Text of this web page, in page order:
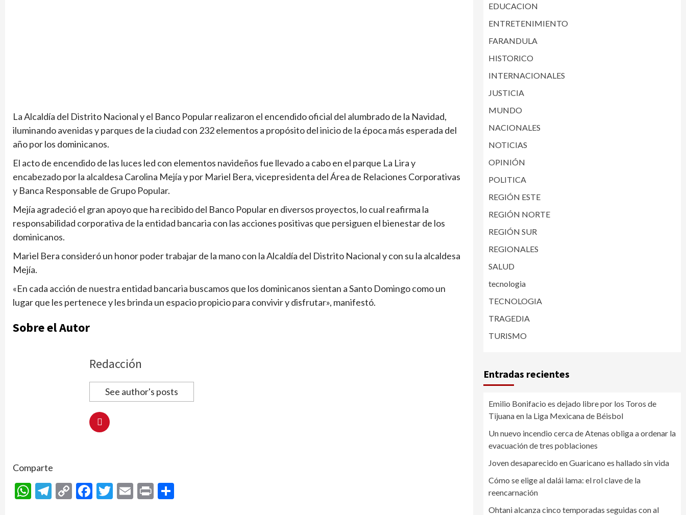
La Alcaldía del Distrito Nacional y el Banco Popular realizaron el encendido oficial del alumbrado de la Navidad,
iluminando avenidas y parques de la ciudad con 232 elementos a propósito del inicio de la época más esperada del
año por los dominicanos.
El acto de encendido de las luces led con elementos navideños fue llevado a cabo en el parque La Lira y
encabezado por la alcaldesa Carolina Mejía y por Mariel Bera, vicepresidenta del Área de Relaciones Corporativas
y Banca Responsable de Grupo Popular.
Mejía agradeció el gran apoyo que ha recibido del Banco Popular en diversos proyectos, lo cual reafirma la
responsabilidad corporativa de la entidad bancaria con las acciones positivas que persiguen el bienestar de los
dominicanos.
Mariel Bera consideró un honor poder trabajar de la mano con la Alcaldía del Distrito Nacional y con su la alcaldesa
Mejía.
«En cada acción de nuestra entidad bancaria buscamos que los dominicanos sientan a Santo Domingo como un
lugar que les pertenece y les brinda un espacio propicio para convivir y disfrutar», manifestó.
Sobre el Autor
Redacción
See author's posts
Comparte
WhatsApp
Telegram
CopyFacebook
Twitter
Email
Print
EDUCACION
ENTRETENIMIENTO
FARANDULA
HISTORICO
INTERNACIONALES
JUSTICIA
MUNDO
NACIONALES
NOTICIAS
OPINIÓN
POLITICA
REGIÓN ESTE
REGIÓN NORTE
REGIÓN SUR
REGIONALES
SALUD
tecnologia
TECNOLOGIA
TRAGEDIA
TURISMO
Entradas recientes
Emilio Bonifacio es dejado libre por los Toros de
Tijuana en la Liga Mexicana de Béisbol
Un nuevo incendio cerca de Atenas obliga a ordenar la
evacuación de tres poblaciones
Joven desaparecido en Guaricano es hallado sin vida
Cómo se elige al dalái lama: el rol clave de la
reencarnación
Ohtani alcanza cinco temporadas seguidas con al